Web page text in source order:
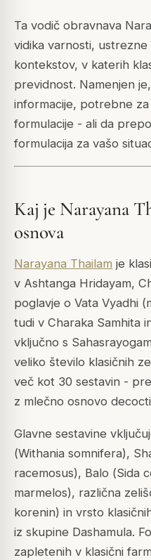
Ta vodič obravnava
vidika varnosti,
kontekstov, v katerih
previdnost. Namenjen
informacije, potrebne
formulacije - ali da
formulacija za vašo
Kaj je Narayana
osnova
Narayana Thailam je
v Ashtanga Hridayam,
poglavje o Vata Vyadhi
tudi v Charaka Samhita
vključno s
veliko število klasičnih
več kot 30 sestavin -
z mlečno osnovo
Glavne sestavine
(Withania somnifera),
racemosus), Balo (Sida
marmelos), različna
korenin) in vrsto
iz skupine Dashamula.
zapletenih v klasični